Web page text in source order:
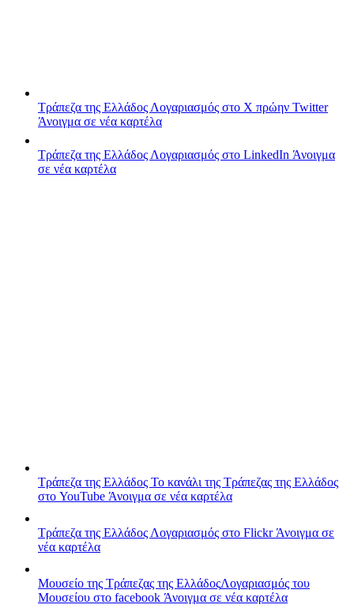
Τράπεζα της Ελλάδος Λογαριασμός στο X πρώην Twitter
Άνοιγμα σε νέα καρτέλα
Τράπεζα της Ελλάδος Λογαριασμός στο LinkedIn Άνοιγμα
σε νέα καρτέλα
Τράπεζα της Ελλάδος Το κανάλι της Τράπεζας της Ελλάδος
στο YouTube Άνοιγμα σε νέα καρτέλα
Τράπεζα της Ελλάδος Λογαριασμός στο FlickrΆνοιγμα σε
νέα καρτέλα
Μουσείο της Τράπεζας της ΕλλάδοςΛογαριασμός του
Μουσείου στο facebook Άνοιγμα σε νέα καρτέλα